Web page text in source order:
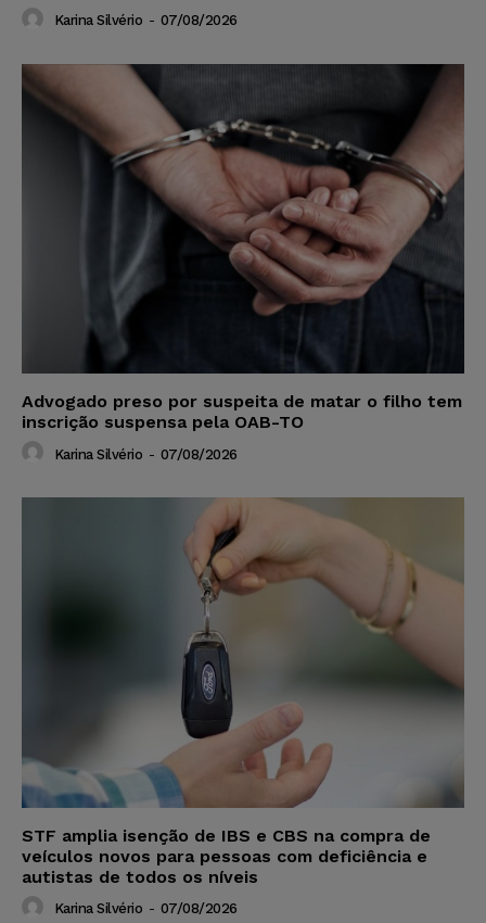
Karina Silvério - 07/08/2026
Advogado preso por suspeita de matar o filho tem
inscrição suspensa pela OAB-TO
Karina Silvério - 07/08/2026
STF amplia isenção de IBS e CBS na compra de
veículos novos para pessoas com deficiência e
autistas de todos os níveis
Karina Silvério - 07/08/2026